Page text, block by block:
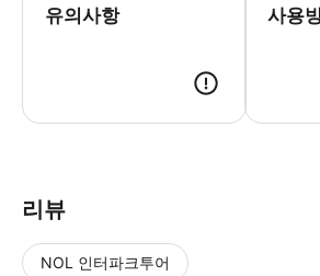
유의사항 사용
리뷰
NOL 인터파크투어